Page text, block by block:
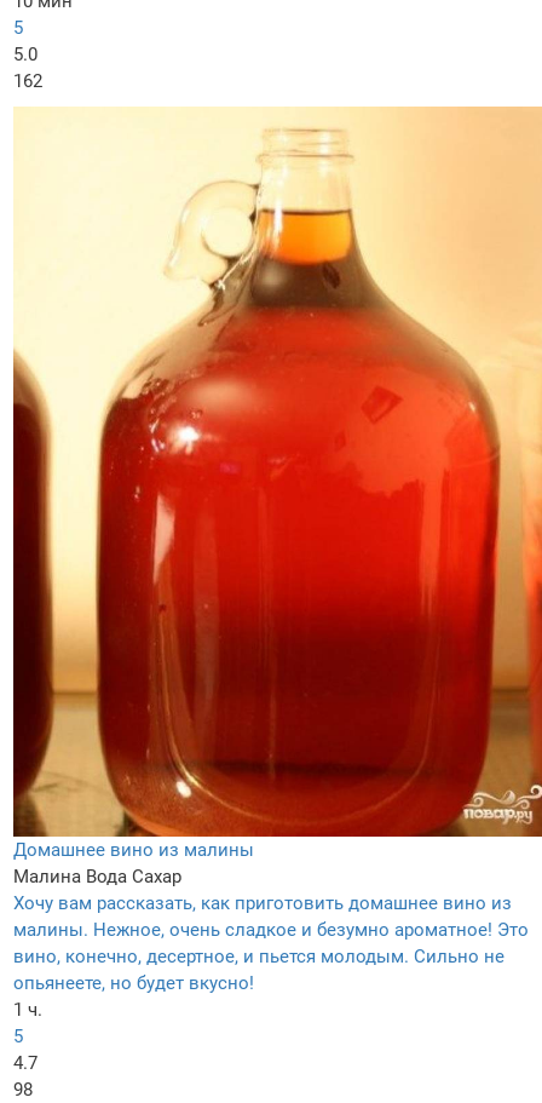
5
5.0
162
Домашнее вино из малины
Малина Вода Сахар
Хочу вам рассказать, как приготовить домашнее вино из
малины. Нежное, очень сладкое и безумно ароматное! Это
вино, конечно, десертное, и пьется молодым. Сильно не
опьянеете, но будет вкусно!
1 ч.
5
4.7
98